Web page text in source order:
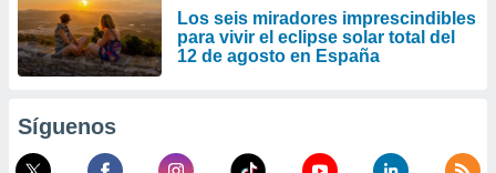
Los seis miradores imprescindibles
para vivir el eclipse solar total del
12 de agosto en España
Síguenos